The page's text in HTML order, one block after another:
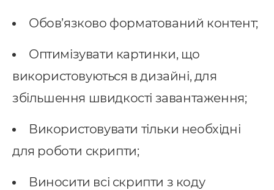
Обов’язково форматований контент;
Оптимізувати картинки, що
використовуються в дизайні, для
збільшення швидкості завантаження;
Використовувати тільки необхідні
для роботи скрипти;
Виносити всі скрипти з коду